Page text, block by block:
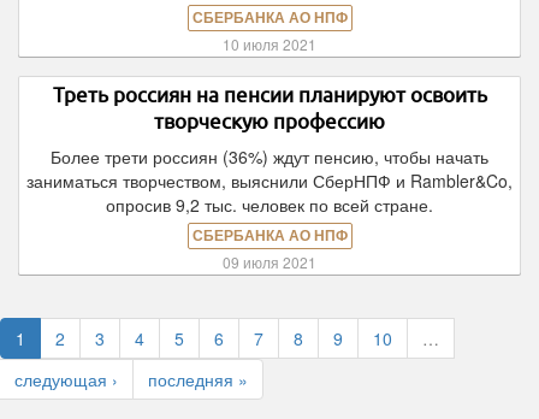
СБЕРБАНКА АО НПФ
10 июля 2021
Треть россиян на пенсии планируют освоить
творческую профессию
Более трети россиян (36%) ждут пенсию, чтобы начать
заниматься творчеством, выяснили СберНПФ и Rambler&Co,
опросив 9,2 тыс. человек по всей стране.
СБЕРБАНКА АО НПФ
09 июля 2021
1 2 3 4 5 6 7 8 9 10
…
следующая ›
последняя »